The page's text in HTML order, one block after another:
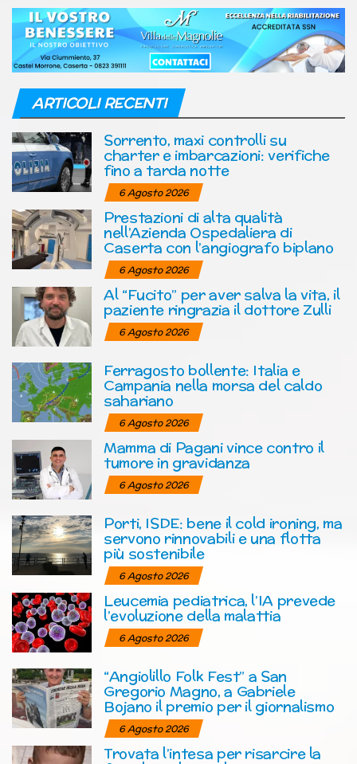
ARTICOLI RECENTI
Sorrento, maxi controlli su
charter e imbarcazioni: verifiche
fino a tarda notte
6 Agosto 2026
Prestazioni di alta qualità
nell’Azienda Ospedaliera di
Caserta con l’angiografo biplano
6 Agosto 2026
Al “Fucito” per aver salva la vita, il
paziente ringrazia il dottore Zulli
6 Agosto 2026
Ferragosto bollente: Italia e
Campania nella morsa del caldo
sahariano
6 Agosto 2026
Mamma di Pagani vince contro il
tumore in gravidanza
6 Agosto 2026
Porti, ISDE: bene il cold ironing, ma
servono rinnovabili e una flotta
più sostenibile
6 Agosto 2026
Leucemia pediatrica, l’IA prevede
l’evoluzione della malattia
6 Agosto 2026
“Angiolillo Folk Fest” a San
Gregorio Magno, a Gabriele
Bojano il premio per il giornalismo
6 Agosto 2026
Trovata l’intesa per risarcire la